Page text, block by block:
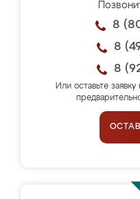
8
8
8
Или оставьте